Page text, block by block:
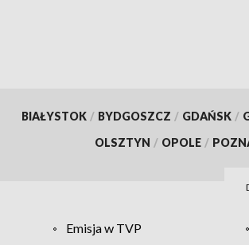
BIAŁYSTOK / BYDGOSZCZ / GDAŃSK /
OLSZTYN / OPOLE /
Emisja w TVP